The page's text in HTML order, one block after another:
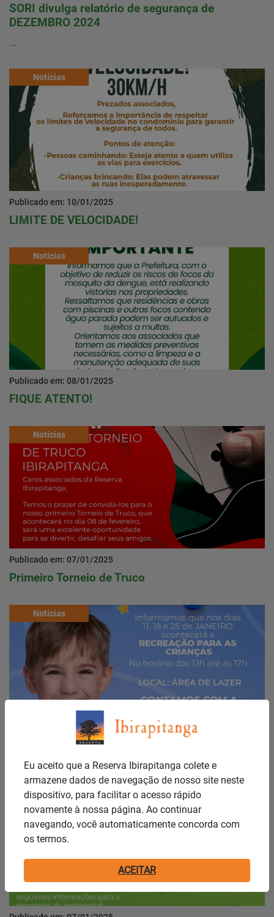
Baixe o App
SORI divulga relatório de segurança de
DEZEMBRO 2024
...
Notícias
Publicado em: 10/01/2025
LIMITE DE VELOCIDADE!
Notícias
Publicado em: 08/01/2025
FIQUE ATENTO!
Notícias
Publicado em: 07/01/2025
Primeiro Torneio de Truco
Notícias
Publicado em: 07/01/2025
Notícias
Eu aceito que a Reserva Ibirapitanga colete e
armazene dados de navegação de nosso site neste
dispositivo, para facilitar o acesso rápido
novamente à nossa página. Ao continuar
navegando, você automaticamente concorda com
os termos.
ACEITAR